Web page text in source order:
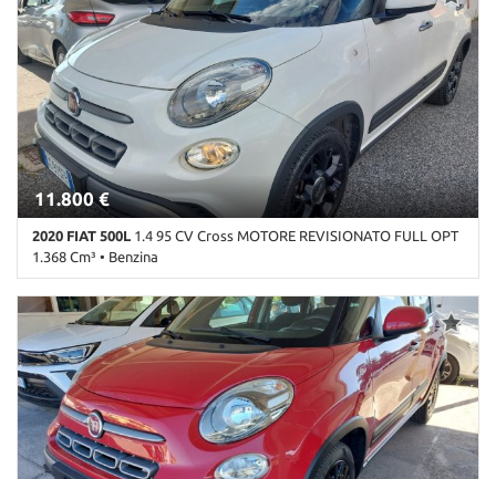
• Alzacristalli elettrici • Autoradio • Autoradio digitale • Bluetooth
• Bracciolo • Cerchi in lega • Chiusura centralizzata • Climatizzatore
• Controllo trazione • Cruise Control • ESP • Fendinebbia • Filtro
antiparticolato • Frenata d'emergenza assistita • Immobilizzatore
elettronico • Isofix • Sedile posteriore sdoppiato • Sensore di luce
• Sensore di pioggia • Sensori di parcheggio posteriori •
Servosterzo • Navigatore satellitare • Specchietti laterali elettrici •
Start/Stop Automatico • USB • Volante in pelle
11.800 €
2020 FIAT 500L 1.4 95 CV Cross MOTORE REVISIONATO FULL OPT
1.368 Cm³ • Benzina
123.000 Km • Cambio Manuale (6) • Bianco pastello • 5 Porte • ABS
• Airbag • Airbag laterali • Airbag Passeggero • Airbag testa •
Alzacristalli elettrici • Autoradio • Autoradio digitale • Bluetooth •
Bracciolo • Cerchi in lega • Chiusura centralizzata • Climatizzatore •
Controllo automatico clima • Controllo trazione • Cruise Control •
ESP • Fendinebbia • Frenata d'emergenza assistita •
Immobilizzatore elettronico • Sedile posteriore sdoppiato •
Sensore di luce • Sensore di pioggia • Sensori di parcheggio
posteriori • Servosterzo • Navigatore satellitare • Specchietti